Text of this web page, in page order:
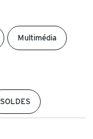
Multimédia
SOLDES